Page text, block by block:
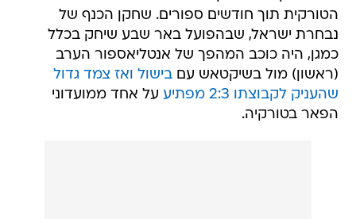
הטורקית תוך חודשים ספורים. שחקן הכנף של
נבחרת ישראל, שבהפועל באר שבע שיחק בכלל
כמגן, היה כוכב המהפך של אנטליאספור הערב
(ראשון) מול בשיקטאש עםבישול ואז צמד גדול
שהעניק לקבוצתו 2:3 מפתיע
על אחד ממועדוני
הפאר בטורקיה.